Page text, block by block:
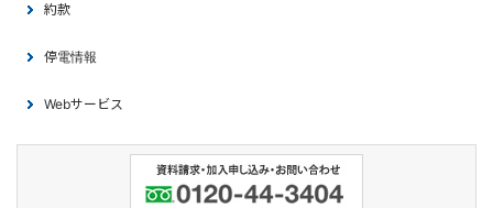
約款
停電情報
Webサービス